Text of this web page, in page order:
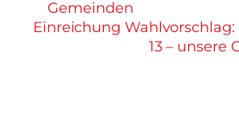
Gemeinden
Einreichung Wahlvorschlag:
13 – unsere